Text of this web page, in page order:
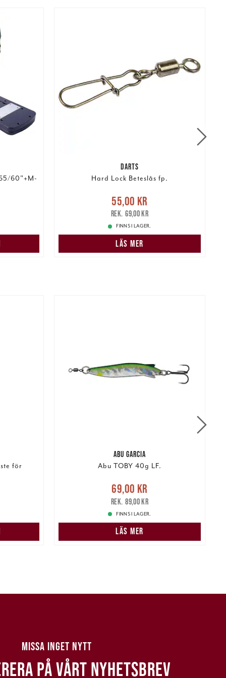
60"+M-
DARTS
Hard Lock Beteslås fp.
Nuvarande pris :55,00 kr
pris:69,00 kr
55,00 kr
69,00 kr
FINNS I LAGER.
LÄS MER
för
ABU GARCIA
Abu TOBY 40g LF.
Nuvarande pris :69,00 kr
pris: 89,00 kr
69,00 kr
89,00 kr
FINNS I LAGER.
LÄS MER
MISSA INGET NYTT
PÅ VÅRT NYHETSBREV